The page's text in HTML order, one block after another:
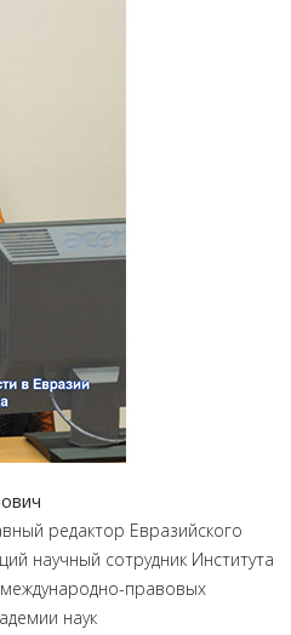
редактор Евразийского
научный сотрудник Института
международно-правовых
наук